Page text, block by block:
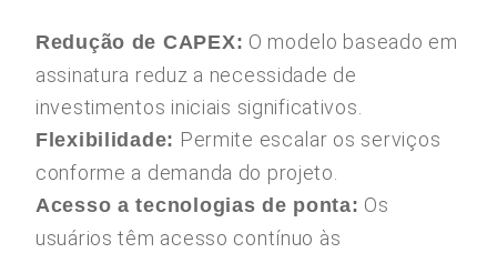
Redução de CAPEX: O modelo baseado em
assinatura reduz a necessidade de
investimentos iniciais significativos.
Flexibilidade: Permite escalar os serviços
conforme a demanda do projeto.
Acesso a tecnologias de ponta: Os
usuários têm acesso contínuo às